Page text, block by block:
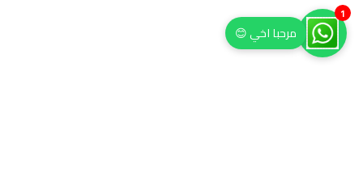
مرحبا اخي 😊